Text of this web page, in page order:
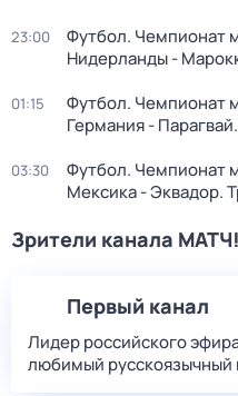
23:00
Футбол. Чемпионат
Нидерланды -
01:15
Футбол. Чемпионат
Германия -
03:30
Футбол. Чемпионат
Мексика - Эквадор.
Зрители канала
Первый канал
Лидер российского
любимый русскоязычный